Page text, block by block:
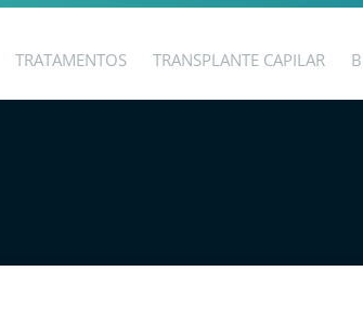
TRATAMENTOS TRANSPLANTE CAPILAR